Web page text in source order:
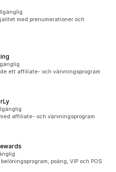
med prenumerationer och
ett affiliate- och värvningsprogram
affiliate- och värvningsprogram
poäng, VIP och POS